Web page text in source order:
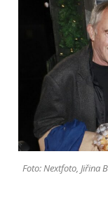
Foto: Nextfoto, Jiřina